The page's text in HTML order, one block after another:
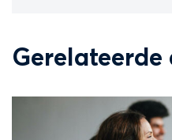
Gerelateerde